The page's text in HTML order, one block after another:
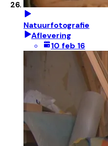
Natuurfotografie
Aflevering
10 feb 16